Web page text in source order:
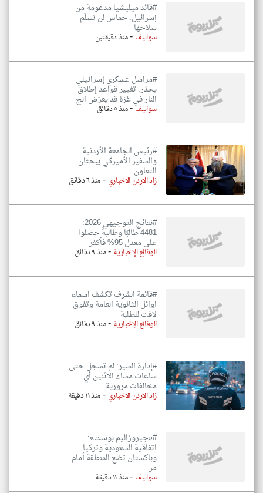
#قائد ميليشيا مدعومة من
إسرائيل: حماس لن تسلّم
سلاحها
سواليف -منذ دقيقتين
#مراسل عسكري إسرائيلي
يحذر: تغيير قواعد إطلاق
النار في غزة قد يعرّض الج
سواليف-منذ ٥ دقائق
#رئيس الجامعة الأردنية
والسفير الأميركي يبحثان
التعاون
زاد الاردن الاخباري -منذ ٦ دقائق
#نتائج التوجيهي 2026:
4481 طالبًا وطالبةً حصلوا
على معدل 95% فأكثر
الوقائع الإخبارية -منذ ٩ دقائق
#قائمة الشرف تكشف اسماء
اوائل الثانوية العامة وتفوق
لافت للطلبة
الوقائع الإخبارية -منذ ٩ دقائق
#إدارة السير: لم تسجل حتى
ساعات مساء الاثنين أي
مخالفات مرورية
زاد الاردن الاخباري -منذ ١١ دقيقة
#«جيروزاليم بوست»:
اتفاقية السعودية وتركيا
وباكستان تضع المنطقة أمام
مر
سواليف -منذ ١١ دقيقة